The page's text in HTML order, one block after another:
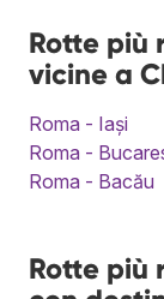
Rotte più
vicine a
Roma - Iași
Roma -
Roma - Bacău
Rotte più